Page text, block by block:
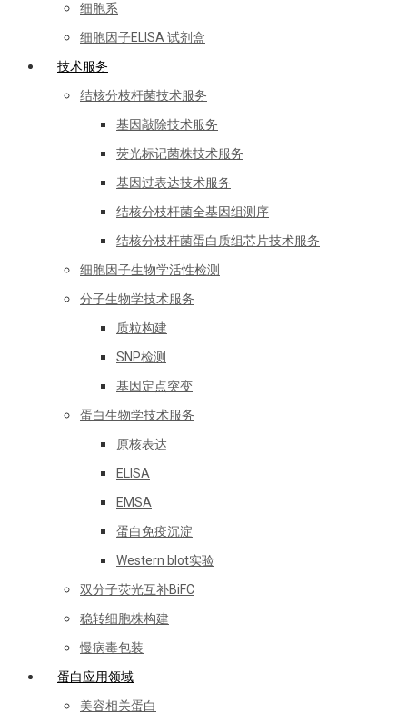
细胞系
细胞因子ELISA 试剂盒
技术服务
结核分枝杆菌技术服务
基因敲除技术服务
荧光标记菌株技术服务
基因过表达技术服务
结核分枝杆菌全基因组测序
结核分枝杆菌蛋白质组芯片技术服务
细胞因子生物学活性检测
分子生物学技术服务
质粒构建
SNP检测
基因定点突变
蛋白生物学技术服务
原核表达
ELISA
EMSA
蛋白免疫沉淀
Western blot实验
双分子荧光互补BiFC
稳转细胞株构建
慢病毒包装
蛋白应用领域
美容相关蛋白